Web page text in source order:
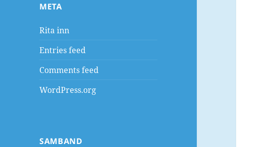
META
Rita inn
Entries feed
Comments feed
WordPress.org
SAMBAND